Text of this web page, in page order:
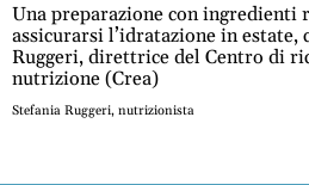
Una preparazione con ingredienti
assicurarsi l’idratazione in estate,
Ruggeri, direttrice del Centro di
nutrizione (Crea)
Stefania Ruggeri, nutrizionista